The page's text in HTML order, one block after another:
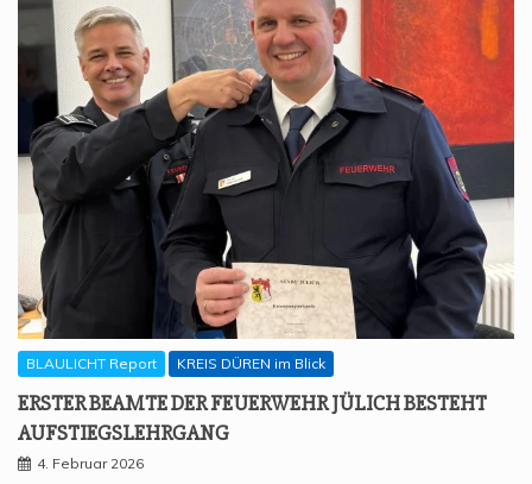
BLAULICHT Report KREIS DÜREN im Blick
ERS­TER BEAM­TE DER FEU­ER­WEHR JÜLICH BESTEHT
AUFSTIEGSLEHRGANG
4. Februar 2026